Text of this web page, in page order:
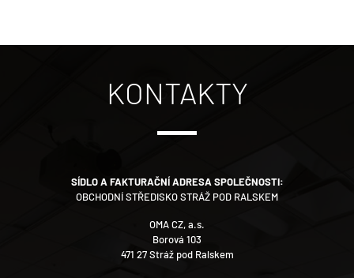
Biologicky odbouratelné oleje
Speciální olejeKONTAKTY
SÍDLO A FAKTURAČNÍ ADRESA SPOLEČNOSTI:
OBCHODNÍ STŘEDISKO STRÁŽ POD RALSKEM
OMA CZ, a.s.
Borová 103
471 27 Stráž pod Ralskem